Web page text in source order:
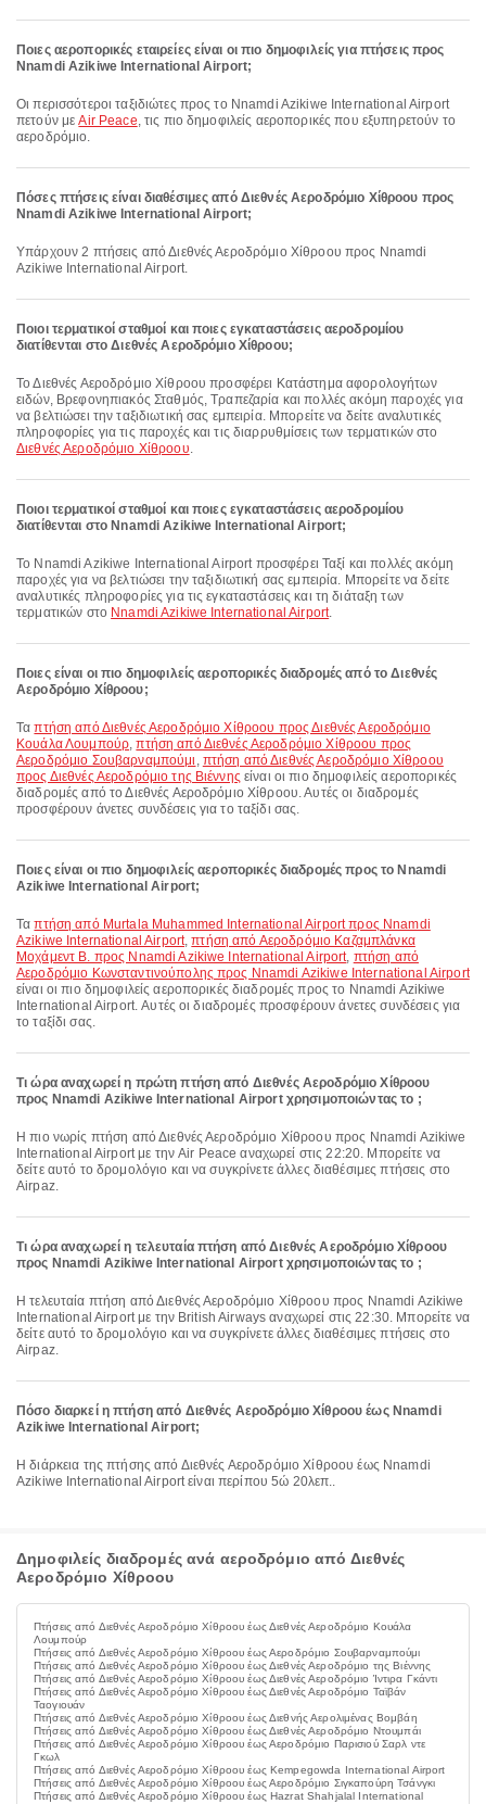
Ποιες αεροπορικές εταιρείες είναι οι πιο δημοφιλείς για πτήσεις προς
Nnamdi Azikiwe International Airport;
Οι περισσότεροι ταξιδιώτες προς το Nnamdi Azikiwe International Airport
πετούν μεAir Peace, τις πιο δημοφιλείς αεροπορικές που εξυπηρετούν το
αεροδρόμιο.
Πόσες πτήσεις είναι διαθέσιμες από Διεθνές Αεροδρόμιο Χίθροου προς
Nnamdi Azikiwe International Airport;
Υπάρχουν 2 πτήσεις από Διεθνές Αεροδρόμιο Χίθροου προς Nnamdi
Azikiwe International Airport.
Ποιοι τερματικοί σταθμοί και ποιες εγκαταστάσεις αεροδρομίου
διατίθενται στο Διεθνές Αεροδρόμιο Χίθροου;
Το Διεθνές Αεροδρόμιο Χίθροου προσφέρει Κατάστημα αφορολογήτων
ειδών, Βρεφονηπιακός Σταθμός, Τραπεζαρία και πολλές ακόμη παροχές για
να βελτιώσει την ταξιδιωτική σας εμπειρία. Μπορείτε να δείτε αναλυτικές
πληροφορίες για τις παροχές και τις διαρρυθμίσεις των τερματικών στο
Διεθνές Αεροδρόμιο Χίθροου.
Ποιοι τερματικοί σταθμοί και ποιες εγκαταστάσεις αεροδρομίου
διατίθενται στο Nnamdi Azikiwe International Airport;
Το Nnamdi Azikiwe International Airport προσφέρει Ταξί και πολλές ακόμη
παροχές για να βελτιώσει την ταξιδιωτική σας εμπειρία. Μπορείτε να δείτε
αναλυτικές πληροφορίες για τις εγκαταστάσεις και τη διάταξη των
τερματικών στο Nnamdi Azikiwe International Airport.
Ποιες είναι οι πιο δημοφιλείς αεροπορικές διαδρομές από το Διεθνές
Αεροδρόμιο Χίθροου;
Ταπτήση από Διεθνές Αεροδρόμιο Χίθροου προς Διεθνές Αεροδρόμιο
Κουάλα Λουμπούρ,πτήση από Διεθνές Αεροδρόμιο Χίθροου προς
Αεροδρόμιο Σουβαρναμπούμι , πτήση από Διεθνές Αεροδρόμιο Χίθροου
προς Διεθνές Αεροδρόμιο της Βιέννης είναι οι πιο δημοφιλείς αεροπορικές
διαδρομές από το Διεθνές Αεροδρόμιο Χίθροου. Αυτές οι διαδρομές
προσφέρουν άνετες συνδέσεις για το ταξίδι σας.
Ποιες είναι οι πιο δημοφιλείς αεροπορικές διαδρομές προς το Nnamdi
Azikiwe International Airport;
Ταπτήση από Murtala Muhammed International Airport προς Nnamdi
Azikiwe International Airport,πτήση από Αεροδρόμιο Καζαμπλάνκα
Μοχάμεντ Β. προς Nnamdi Azikiwe International Airport, πτήση από
Αεροδρόμιο Κωνσταντινούπολης προς Nnamdi Azikiwe International Airport
είναι οι πιο δημοφιλείς αεροπορικές διαδρομές προς το Nnamdi Azikiwe
International Airport. Αυτές οι διαδρομές προσφέρουν άνετες συνδέσεις για
το ταξίδι σας.
Τι ώρα αναχωρεί η πρώτη πτήση από Διεθνές Αεροδρόμιο Χίθροου
προς Nnamdi Azikiwe International Airport χρησιμοποιώντας το ;
Η πιο νωρίς πτήση από Διεθνές Αεροδρόμιο Χίθροου προς Nnamdi Azikiwe
International Airport με την Air Peace αναχωρεί στις 22:20. Μπορείτε να
δείτε αυτό το δρομολόγιο και να συγκρίνετε άλλες διαθέσιμες πτήσεις στο
Airpaz.
Τι ώρα αναχωρεί η τελευταία πτήση από Διεθνές Αεροδρόμιο Χίθροου
προς Nnamdi Azikiwe International Airport χρησιμοποιώντας το ;
Η τελευταία πτήση από Διεθνές Αεροδρόμιο Χίθροου προς Nnamdi Azikiwe
International Airport με την British Airways αναχωρεί στις 22:30. Μπορείτε να
δείτε αυτό το δρομολόγιο και να συγκρίνετε άλλες διαθέσιμες πτήσεις στο
Airpaz.
Πόσο διαρκεί η πτήση από Διεθνές Αεροδρόμιο Χίθροου έως Nnamdi
Azikiwe International Airport;
Η διάρκεια της πτήσης από Διεθνές Αεροδρόμιο Χίθροου έως Nnamdi
Azikiwe International Airport είναι περίπου 5ώ 20λεπ..
Δημοφιλείς διαδρομές ανά αεροδρόμιο από Διεθνές
Αεροδρόμιο Χίθροου
Πτήσεις από Διεθνές Αεροδρόμιο Χίθροου έως Διεθνές Αεροδρόμιο Κουάλα
Λουμπούρ
Πτήσεις από Διεθνές Αεροδρόμιο Χίθροου έως Αεροδρόμιο Σουβαρναμπούμι
Πτήσεις από Διεθνές Αεροδρόμιο Χίθροου έως Διεθνές Αεροδρόμιο της Βιέννης
Πτήσεις από Διεθνές Αεροδρόμιο Χίθροου έως Διεθνές Αεροδρόμιο Ίντιρα Γκάντι
Πτήσεις από Διεθνές Αεροδρόμιο Χίθροου έως Διεθνές Αεροδρόμιο Ταϊβάν
Ταογιουάν
Πτήσεις από Διεθνές Αεροδρόμιο Χίθροου έως Διεθνής Αερολιμένας Βομβάη
Πτήσεις από Διεθνές Αεροδρόμιο Χίθροου έως Διεθνές Αεροδρόμιο Ντουμπάι
Πτήσεις από Διεθνές Αεροδρόμιο Χίθροου έως Αεροδρόμιο Παρισιού Σαρλ ντε
Γκωλ
Πτήσεις από Διεθνές Αεροδρόμιο Χίθροου έως Kempegowda International Airport
Πτήσεις από Διεθνές Αεροδρόμιο Χίθροου έως Αεροδρόμιο Σιγκαπούρη Τσάνγκι
Πτήσεις από Διεθνές Αεροδρόμιο Χίθροου έως Hazrat Shahjalal International